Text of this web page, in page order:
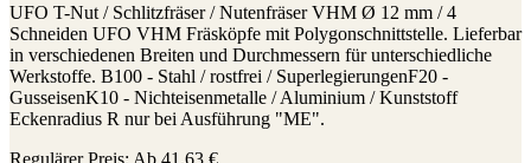
UFO T-Nut / Schlitzfräser / Nutenfräser VHM Ø 12 mm / 4
Schneiden UFO VHM Fräsköpfe mit Polygonschnittstelle. Lieferbar
in verschiedenen Breiten und Durchmessern für unterschiedliche
Werkstoffe. B100 - Stahl / rostfrei / SuperlegierungenF20 -
GusseisenK10 - Nichteisenmetalle / Aluminium / Kunststoff
Eckenradius R nur bei Ausführung "ME".
Regulärer Preis: Ab 41,63 €